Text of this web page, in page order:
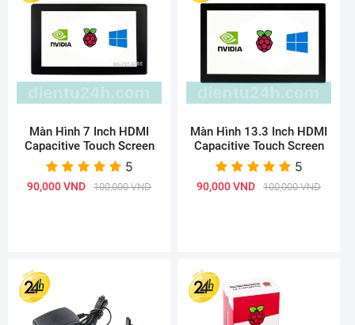
Màn Hình 7 Inch HDMI
Capacitive Touch Screen
5
90,000 VND 100,000 VND
Màn Hình 13.3 Inch HDMI
Capacitive Touch Screen
5
90,000 VND 100,000 VND